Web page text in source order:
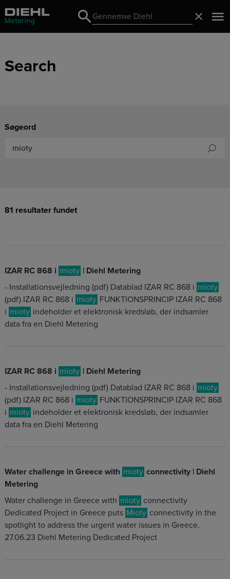
Search
Search
Search
Søgeord
81 resultater fundet
IZAR RC 868 i mioty | Diehl Metering
- Installationsvejledning (pdf) Datablad IZAR RC 868 i mioty
(pdf) IZAR RC 868 i mioty FUNKTIONSPRINCIP IZAR RC 868
i mioty indeholder et elektronisk kredsløb, der indsamler
data fra en Diehl Metering
IZAR RC 868 i mioty | Diehl Metering
- Installationsvejledning (pdf) Datablad IZAR RC 868 i mioty
(pdf) IZAR RC 868 i mioty FUNKTIONSPRINCIP IZAR RC 868
i mioty indeholder et elektronisk kredsløb, der indsamler
data fra en Diehl Metering
Water challenge in Greece with mioty connectivity | Diehl
Metering
Water challenge in Greece with mioty connectivity
Dedicated Project in Greece puts Mioty connectivity in the
spotlight to address the urgent water issues in Greece.
27.06.23 Diehl Metering Dedicated Project